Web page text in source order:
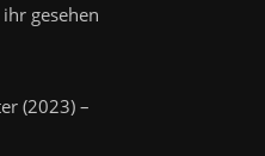
gesehen
(2023) –